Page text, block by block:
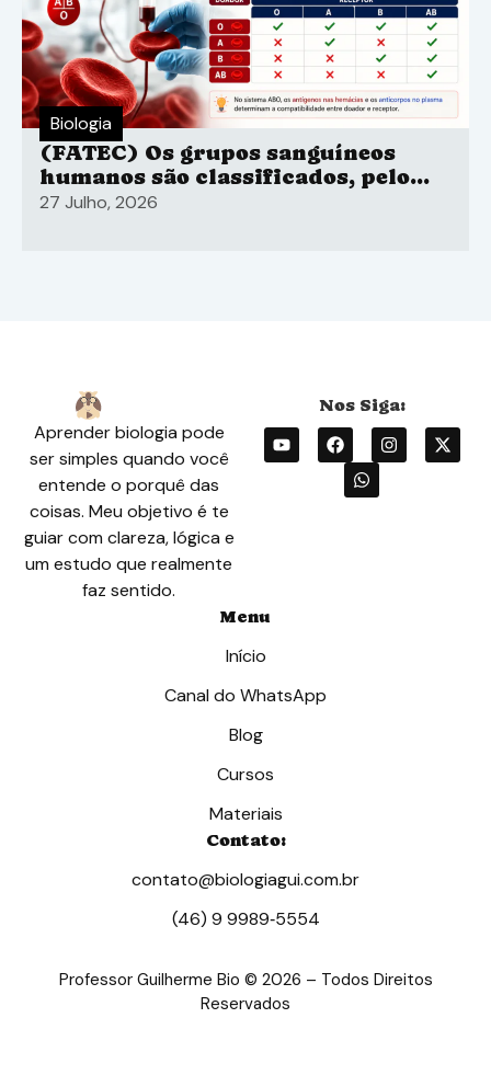
Biologia
(FATEC) Os grupos sanguíneos
humanos são classificados, pelo
sistema ABO
27 Julho, 2026
Aprender biologia pode
ser simples quando você
entende o porquê das
coisas. Meu objetivo é te
guiar com clareza, lógica e
um estudo que realmente
faz sentido.
Menu
Início
Canal do WhatsApp
Blog
Cursos
Materiais
Contato:
contato@biologiagui.com.br
(46) 9 9989‑5554‬
Professor Guilherme Bio © 2026 – Todos Direitos
Reservados